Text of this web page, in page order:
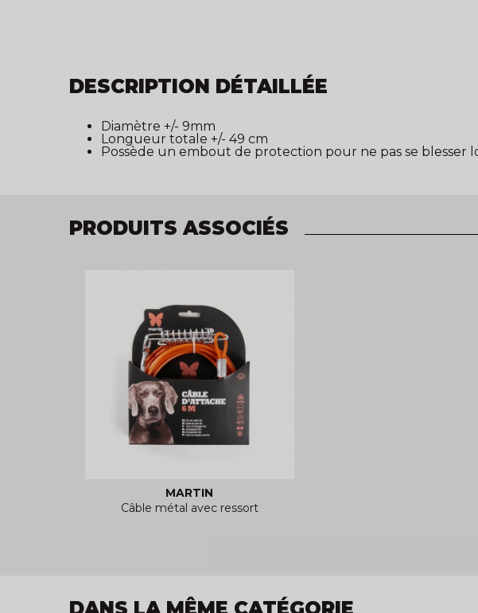
DESCRIPTION DÉTAILLÉE
Diamètre +/- 9mm
Longueur totale +/- 49 cm
Possède un embout de protection pour ne pas se blesser
PRODUITS ASSOCIÉS
MARTIN
Câble métal avec ressort
DANS LA MÊME CATÉGORIE